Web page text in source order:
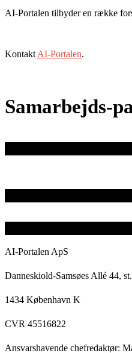
AI-Portalen tilbyder en række
Kontakt AI-Portalen.
Samarbejds-
AI-Portalen ApS
Danneskiold-Samsøes Allé 44,
1434 København K
CVR 45516822
Ansvarshavende chefredaktør: